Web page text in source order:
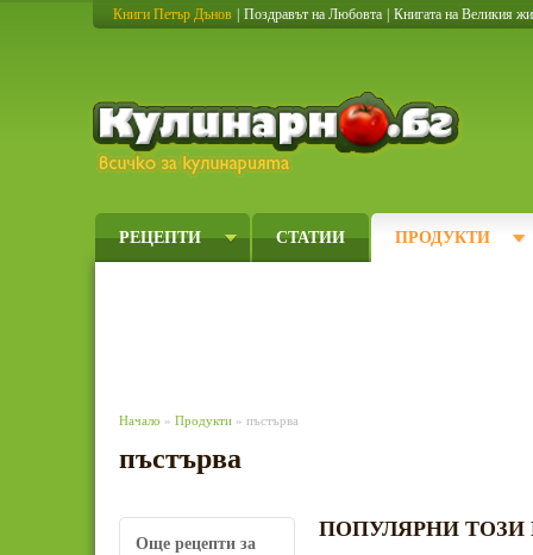
Книги Петър Дънов Поздравът на Любовта Книгата на Великия
РЕЦЕПТИ СТАТИИ ПРОДУКТИ
Начало » Продукти » пъстърва
пъстърва
Още рецепти за
ПОПУЛЯРНИ ТОЗИ